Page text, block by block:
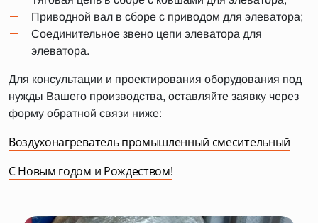
Приводной вал в сборе с приводом для элеватора;
Соединительное звено цепи элеватора для
элеватора.
Для консультации и проектирования оборудования под
нужды Вашего производства, оставляйте заявку через
форму обратной связи ниже:
Воздухонагреватель промышленный смесительный
С Новым годом и Рождеством!